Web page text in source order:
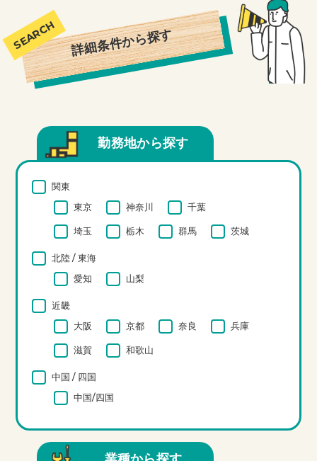
詳細条件から探す
勤務地から探す
関東
東京
神奈川 千葉
埼玉 栃木 群馬 茨城
北陸 / 東海
愛知
山梨
近畿
大阪
京都 奈良 兵庫
滋賀 和歌山
中国 / 四国
中国/四国